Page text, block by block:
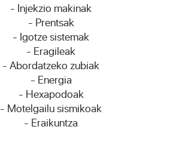
- Injekzio makinak
- Prentsak
- Igotze sistemak
- Eragileak
- Abordatzeko zubiak
- Energia
- Hexapodoak
- Motelgailu sismikoak
- Eraikuntza